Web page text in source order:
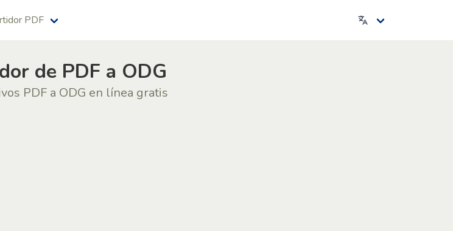
PDF
de PDF a ODG
PDF a ODG en línea gratis